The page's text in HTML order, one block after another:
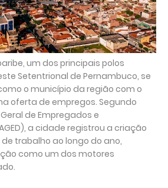
um dos principais polos
Setentrional de Pernambuco, se
o município da região com o
oferta de empregos. Segundo
de Empregados e
a cidade registrou a criação
trabalho ao longo do ano,
como um dos motores